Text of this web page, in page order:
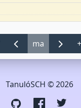
ma
TanulóSCH © 2026